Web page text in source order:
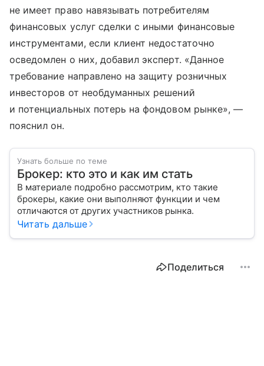
не имеет право навязывать потребителям
финансовых услуг сделки с иными финансовые
инструментами, если клиент недостаточно
осведомлен о них, добавил эксперт. «Данное
требование направлено на защиту розничных
инвесторов от необдуманных решений
и потенциальных потерь на фондовом рынке», —
пояснил он.
Узнать больше по теме
Брокер: кто это и как им стать
В материале подробно рассмотрим, кто такие
брокеры, какие они выполняют функции и чем
отличаются от других участников рынка.
Читать дальше
Поделиться